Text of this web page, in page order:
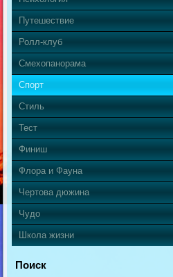
Путешествие
Ролл-клуб
Смехопанорама
Спорт
Стиль
Тест
Финиш
Флора и Фауна
Чертова дюжина
Чудо
Школа жизни
Поиск